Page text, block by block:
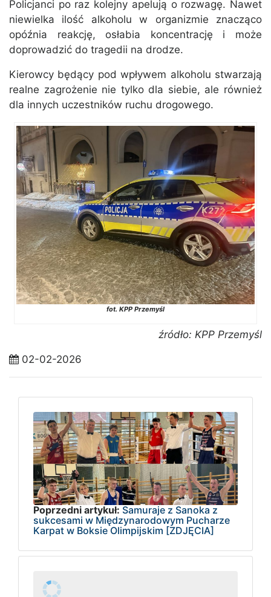
Policjanci po raz kolejny apelują o rozwagę. Nawet
niewielka ilość alkoholu w organizmie znacząco
opóźnia reakcję, osłabia koncentrację i może
doprowadzić do tragedii na drodze.
Kierowcy będący pod wpływem alkoholu stwarzają
realne zagrożenie nie tylko dla siebie, ale również
dla innych uczestników ruchu drogowego.
fot. KPP Przemyśl
źródło: KPP Przemyśl
02-02-2026
Poprzedni artykuł: Samuraje z Sanoka z
sukcesami w Międzynarodowym Pucharze
Karpat w Boksie Olimpijskim [ZDJĘCIA]